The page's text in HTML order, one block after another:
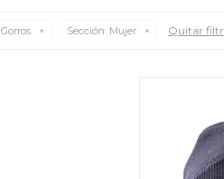
Gorros Sección: Mujer Quitar